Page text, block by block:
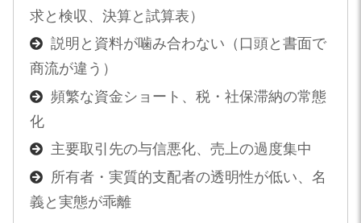
求と検収、決算と試算表）
説明と資料が噛み合わない（口頭と書面で
商流が違う）
頻繁な資金ショート、税・社保滞納の常態
化
主要取引先の与信悪化、売上の過度集中
所有者・実質的支配者の透明性が低い、名
義と実態が乖離